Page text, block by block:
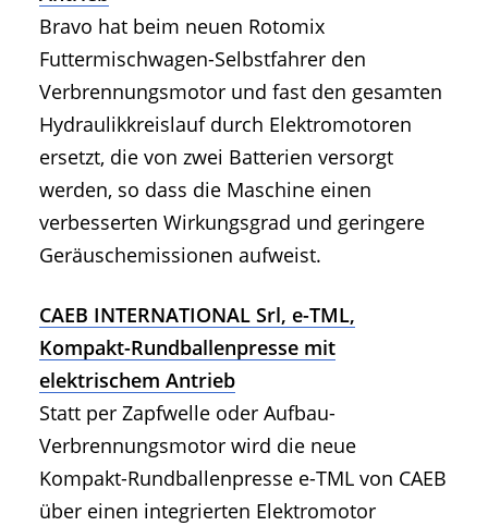
Bravo hat beim neuen Rotomix
Futtermischwagen-Selbstfahrer den
Verbrennungsmotor und fast den gesamten
Hydraulikkreislauf durch Elektromotoren
ersetzt, die von zwei Batterien versorgt
werden, so dass die Maschine einen
verbesserten Wirkungsgrad und geringere
Geräuschemissionen aufweist.
CAEB INTERNATIONAL Srl, e-TML,
Kompakt-Rundballenpresse mit
elektrischem Antrieb
Statt per Zapfwelle oder Aufbau-
Verbrennungsmotor wird die neue
Kompakt-Rundballenpresse e-TML von CAEB
über einen integrierten Elektromotor